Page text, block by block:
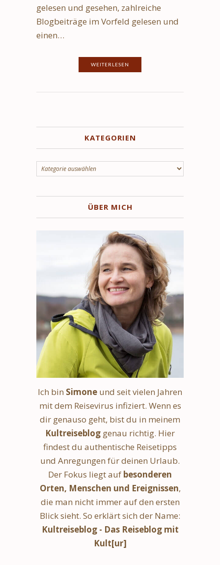
gelesen und gesehen, zahlreiche
Blogbeiträge im Vorfeld gelesen und
einen…
WEITERLESEN
KATEGORIEN
Kategorien
ÜBER MICH
Ich bin Simone und seit vielen Jahren
mit dem Reisevirus infiziert. Wenn es
dir genauso geht, bist du in meinem
Kultreiseblog genau richtig. Hier
findest du authentische Reisetipps
und Anregungen für deinen Urlaub.
Der Fokus liegt auf besonderen
Orten, Menschen und Ereignissen,
die man nicht immer auf den ersten
Blick sieht. So erklärt sich der Name:
Kultreiseblog - Das Reiseblog mit
Kult[ur]